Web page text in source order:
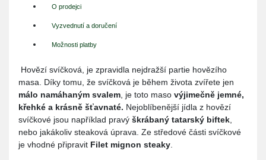
O prodejci
Vyzvednutí a doručení
Možnosti platby
Hovězí svíčková, je zpravidla nejdražší partie hovězího
masa. Díky tomu, že svíčková je během života zvířete jen
málo namáhaným svalem , je toto maso výjimečně jemné,
křehké a krásně šťavnaté. Nejoblíbenější jídla z hovězí
svíčkové jsou například pravý škrábaný tatarský biftek
nebo jakákoliv steaková úprava. Ze středové části svíčkové
je vhodné připravit Filet mignon steaky